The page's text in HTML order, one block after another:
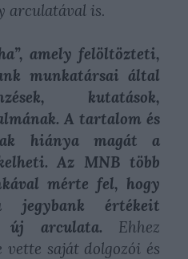
arculatával is.
amely felöltözteti,
munkatársai által
kutatások,
A tartalom és
hiánya magát a
Az MNB több
mérte fel, hogy
értékeit
új arculata. Ehhez
vette saját dolgozói és